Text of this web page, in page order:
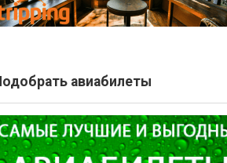
авиабилеты